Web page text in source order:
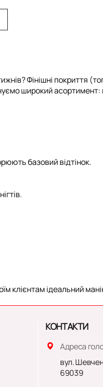
Фінішні покриття
широкий асортимент:
базовий відтінок.
клієнтам ідеальний
КОНТАКТИ
Адреса
вул.
69039